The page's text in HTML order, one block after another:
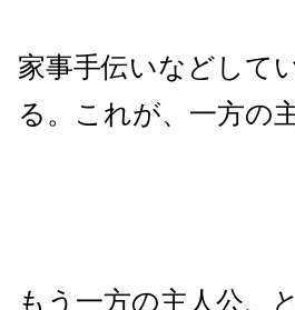
家事手伝いなどして
る。これが、一方の
もう一方の主人公、